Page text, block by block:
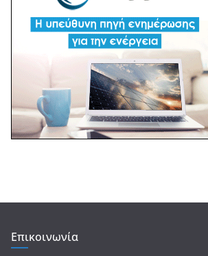
Επικοινωνία